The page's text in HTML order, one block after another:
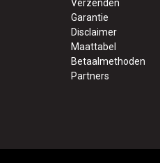
Verzenden
Garantie
Disclaimer
Maattabel
Betaalmethoden
Partners